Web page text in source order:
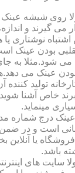
روی شیشه
می گیرند و
اشتباه نوشتاری
بودن عینک
می شود.مثلا به
بودن عینک می
تولید کننده
خاص آشنا
مینماید.
درج شماره
است و در
یا آنلاین
باشد.
سایت های